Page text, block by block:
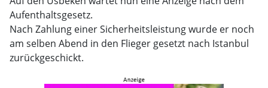
Aufenthaltsgesetz.
Nach Zahlung einer Sicherheitsleistung wurde er noch
am selben Abend in den Flieger gesetzt nach Istanbul
zurückgeschickt.